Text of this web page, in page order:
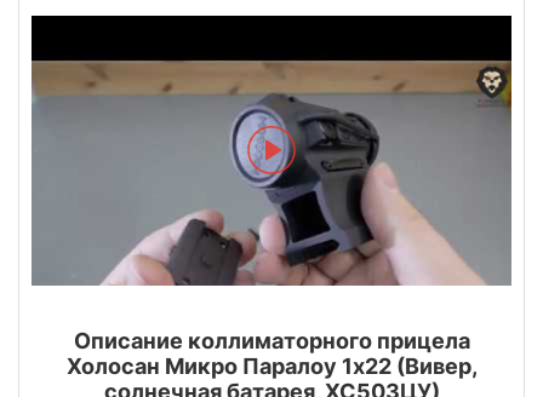
Описание коллиматорного прицела
Холосан Микро Паралоу 1х22 (Вивер,
солнечная батарея, ХС503ЦУ)